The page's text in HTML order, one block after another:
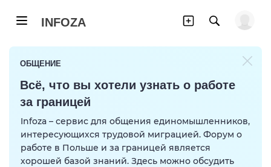
INFOZA
ОБЩЕНИЕ
Всё, что вы хотели узнать о работе
за границей
Infoza – сервис для общения единомышленников,
интересующихся трудовой миграцией. Форум о
работе в Польше и за границей является
хорошей базой знаний. Здесь можно обсудить